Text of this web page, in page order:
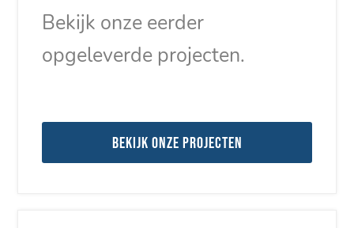
Bekijk onze eerder
opgeleverde projecten.
Bekijk onze projecten